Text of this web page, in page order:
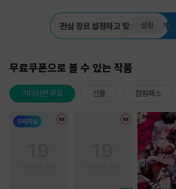
관심 장르 설정하고 맞춤 추천 받기
설정
무료쿠폰으로 볼 수 있는 작품
기다리면 무료 선물 점핑패스